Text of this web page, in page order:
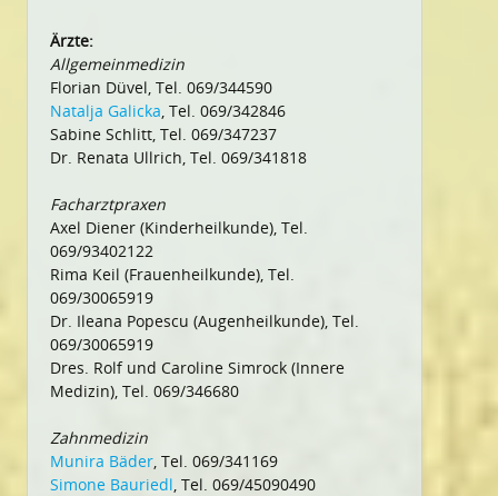
Ärzte:
Allgemeinmedizin
Florian Düvel, Tel. 069/344590
Natalja Galicka, Tel. 069/342846
Sabine Schlitt, Tel. 069/347237
Dr. Renata Ullrich, Tel. 069/341818
Facharztpraxen
Axel Diener (Kinderheilkunde), Tel.
069/93402122
Rima Keil (Frauenheilkunde), Tel.
069/30065919
Dr. Ileana Popescu (Augenheilkunde), Tel.
069/30065919
Dres. Rolf und Caroline Simrock (Innere
Medizin), Tel. 069/346680
Zahnmedizin
Munira Bäder, Tel. 069/341169
Simone Bauriedl, Tel. 069/45090490